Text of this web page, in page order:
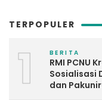
TERPOPULER
1 BERITA
RMI PCNU
Sosialisasi
dan